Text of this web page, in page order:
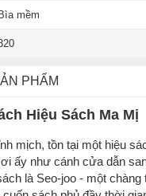
mềm
PHẨM
Hiệu Sách Ma Mị
mịch, tồn tại một hiệu
ấy như cánh cửa dẫn
là Seo-joo - một chàng